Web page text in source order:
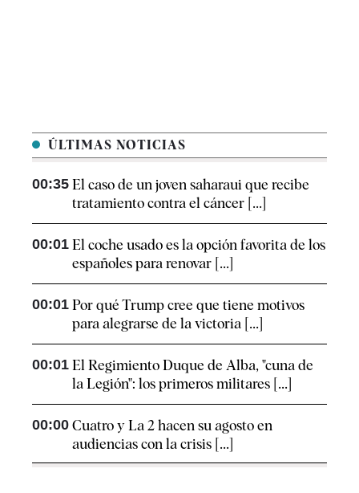
ÚLTIMAS NOTICIAS
00:35 El caso de un joven saharaui que recibe
tratamiento contra el cáncer [...]
00:01 El coche usado es la opción favorita de los
españoles para renovar [...]
00:01 Por qué Trump cree que tiene motivos
para alegrarse de la victoria [...]
00:01 El Regimiento Duque de Alba, "cuna de
la Legión": los primeros militares [...]
00:00 Cuatro y La 2 hacen su agosto en
audiencias con la crisis [...]